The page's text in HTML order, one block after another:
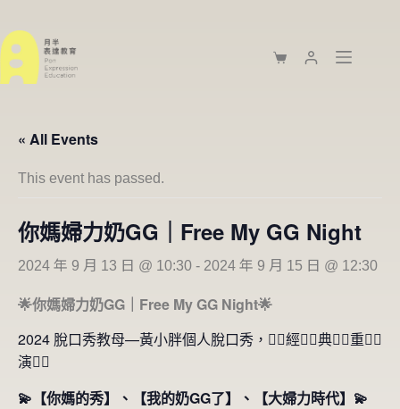
« All Events
This event has passed.
你媽婦力奶GG｜Free My GG Night
2024 年 9 月 13 日 @ 10:30 - 2024 年 9 月 15 日 @ 12:30
🌟你媽婦力奶GG｜Free My GG Night🌟
2024 脫口秀教母—黃小胖個人脫口秀，❤️‍🔥經❤️‍🔥典❤️‍🔥重❤️‍🔥
演❤️‍🔥
💫【你媽的秀】、【我的奶GG了】、【大婦力時代】💫